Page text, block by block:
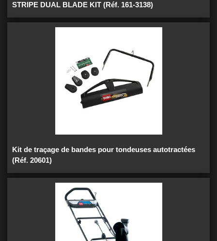
STRIPE DUAL BLADE KIT (Réf. 161-3138)
Kit de traçage de bandes pour tondeuses autotractées
(Réf. 20601)